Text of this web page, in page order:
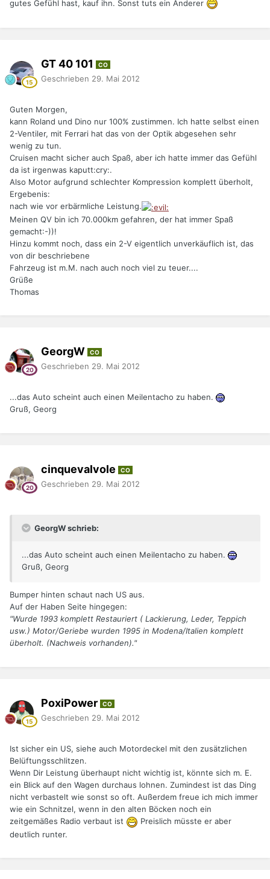
gutes Gefühl hast, kauf ihn. Sonst tuts ein Anderer
GT 40 101 CO
Geschrieben 29. Mai 2012
Guten Morgen,
kann Roland und Dino nur 100% zustimmen. Ich hatte selbst einen
2-Ventiler, mit Ferrari hat das von der Optik abgesehen sehr
wenig zu tun.
Cruisen macht sicher auch Spaß, aber ich hatte immer das Gefühl
da ist irgenwas kaputt:cry:.
Also Motor aufgrund schlechter Kompression komplett überholt,
Ergebenis:
nach wie vor erbärmliche Leistung.
Meinen QV bin ich 70.000km gefahren, der hat immer Spaß
gemacht:-))!
Hinzu kommt noch, dass ein 2-V eigentlich unverkäuflich ist, das
von dir beschriebene
Fahrzeug ist m.M. nach auch noch viel zu teuer....
Grüße
Thomas
GeorgW CO
Geschrieben 29. Mai 2012
...das Auto scheint auch einen Meilentacho zu haben.
Gruß, Georg
cinquevalvole CO
Geschrieben 29. Mai 2012
GeorgW schrieb:
...das Auto scheint auch einen Meilentacho zu haben.
Gruß, Georg
Bumper hinten schaut nach US aus.
Auf der Haben Seite hingegen:
"Wurde 1993 komplett Restauriert ( Lackierung, Leder, Teppich
usw.) Motor/Geriebe wurden 1995 in Modena/Italien komplett
überholt. (Nachweis vorhanden)."
PoxiPower CO
Geschrieben 29. Mai 2012
Ist sicher ein US, siehe auch Motordeckel mit den zusätzlichen
Belüftungsschlitzen.
Wenn Dir Leistung überhaupt nicht wichtig ist, könnte sich m. E.
ein Blick auf den Wagen durchaus lohnen. Zumindest ist das Ding
nicht verbastelt wie sonst so oft. Außerdem freue ich mich immer
wie ein Schnitzel, wenn in den alten Böcken noch ein
zeitgemäßes Radio verbaut ist
Preislich müsste er aber
deutlich runter.